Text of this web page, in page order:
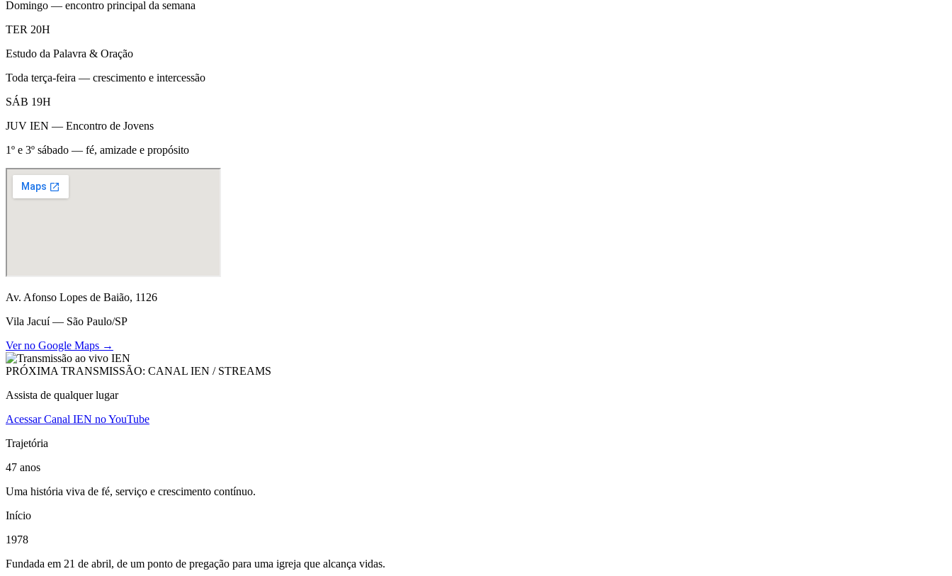
Domingo — encontro principal da semana
TER 20H
Estudo da Palavra & Oração
Toda terça-feira — crescimento e intercessão
SÁB 19H
JUV IEN — Encontro de Jovens
1º e 3º sábado — fé, amizade e propósito
Av. Afonso Lopes de Baião, 1126
Vila Jacuí — São Paulo/SP
Ver no Google Maps →
PRÓXIMA TRANSMISSÃO: CANAL IEN / STREAMS
Assista de qualquer lugar
Acessar Canal IEN no YouTube
Trajetória
47 anos
Uma história viva de fé, serviço e crescimento contínuo.
Início
1978
Fundada em 21 de abril, de um ponto de pregação para uma igreja que alcança vidas.